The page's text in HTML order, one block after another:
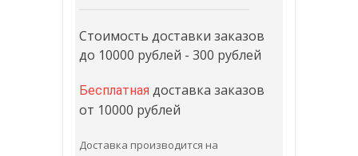
Стоимость доставки заказов
до 10000 рублей - 300 рублей
Бесплатная доставка заказов
от 10000 рублей
Доставка производится на